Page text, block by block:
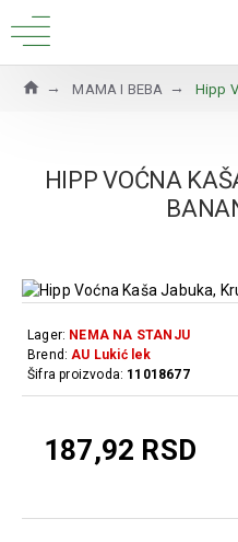
MAMA I BEBA Hipp
HIPP VOĆNA
187,92 RSD
Lager: NEMA NA STANJU
Brend: AU Lukić lek
Šifra proizvoda: 11018677